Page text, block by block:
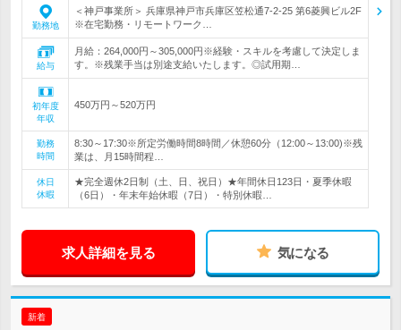
勤務地
＜神戸事業所＞ 兵庫県神戸市兵庫区笠松通7-2-25 第6菱興ビル2F
※在宅勤務・リモートワーク…
給与
月給：264,000円～305,000円※経験・スキルを考慮して決定しま
す。※残業手当は別途支給いたします。◎試用期…
初年度
年収
450万円～520万円
勤務
時間
8:30～17:30※所定労働時間8時間／休憩60分（12:00～13:00)※残
業は、月15時間程…
休日
休暇
★完全週休2日制（土、日、祝日）★年間休日123日・夏季休暇
（6日）・年末年始休暇（7日）・特別休暇…
求人詳細を見る 気になる
新着